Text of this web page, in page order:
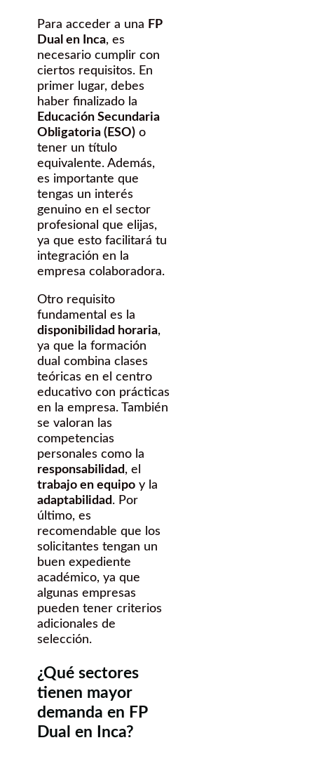
Para acceder a una FP
Dual en Inca, es
necesario cumplir con
ciertos requisitos. En
primer lugar, debes
haber finalizado la
Educación Secundaria
Obligatoria (ESO) o
tener un título
equivalente. Además,
es importante que
tengas un interés
genuino en el sector
profesional que elijas,
ya que esto facilitará tu
integración en la
empresa colaboradora.
Otro requisito
fundamental es la
disponibilidad horaria,
ya que la formación
dual combina clases
teóricas en el centro
educativo con prácticas
en la empresa. También
se valoran las
competencias
personales como la
responsabilidad, el
trabajo en equipo y la
adaptabilidad. Por
último, es
recomendable que los
solicitantes tengan un
buen expediente
académico, ya que
algunas empresas
pueden tener criterios
adicionales de
selección.
¿Qué sectores
tienen mayor
demanda en FP
Dual en Inca?